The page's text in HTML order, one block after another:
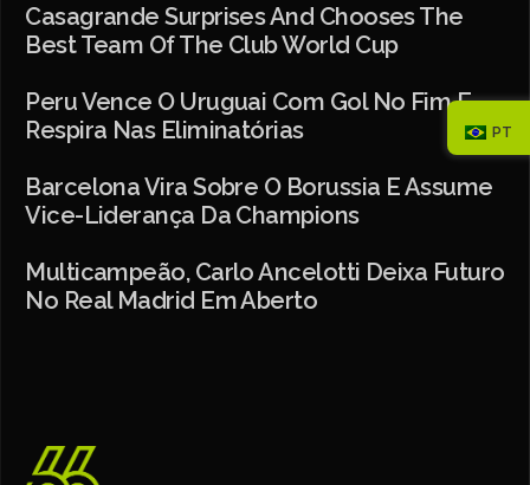
Casagrande Surprises And Chooses The
Best Team Of The Club World Cup
Peru Vence O Uruguai Com Gol No Fim E
Respira Nas Eliminatórias
Barcelona Vira Sobre O Borussia E Assume
Vice-Liderança Da Champions
Multicampeão, Carlo Ancelotti Deixa Futuro
No Real Madrid Em Aberto
PT